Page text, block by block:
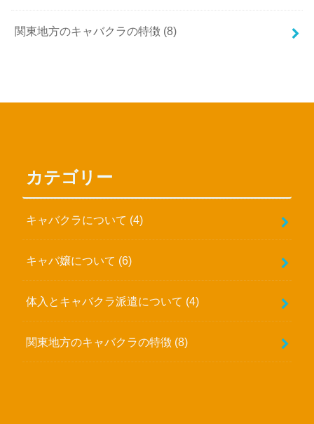
関東地方のキャバクラの特徴 (8)
カテゴリー
キャバクラについて (4)
キャバ嬢について (6)
体入とキャバクラ派遣について (4)
関東地方のキャバクラの特徴 (8)